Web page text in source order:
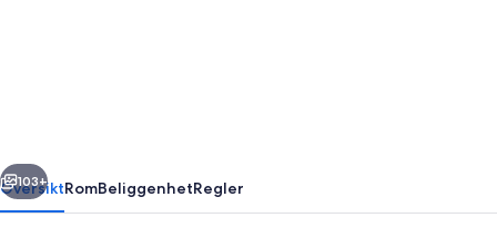
Neste
103+
OversiktRomBeliggenhetRegler